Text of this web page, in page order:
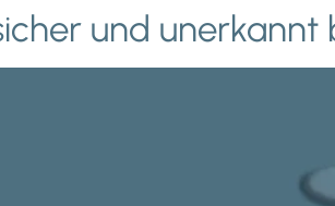
und unerkannt